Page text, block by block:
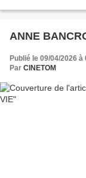
ANNE
Publié le 09/04/2026 à
Par CINETOM